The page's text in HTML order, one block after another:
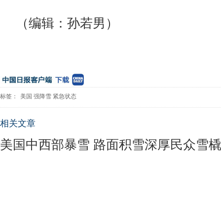
（编辑：孙若男）
标签： 美国 强降雪 紧急状态
相关文章
美国中西部暴雪 路面积雪深厚民众雪